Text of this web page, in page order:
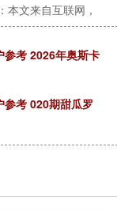
文来自互联网，
参考 2026年奥斯卡
考 020期甜瓜罗